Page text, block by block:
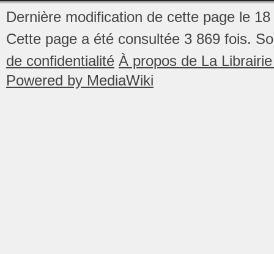
Dernière modification de cette page le
Cette page a été consultée 3 869 fois.
de confidentialité À propos de La
Powered by MediaWiki